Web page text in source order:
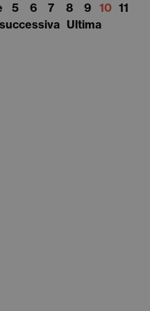
5 6 7 8 9 10 11
Ultima